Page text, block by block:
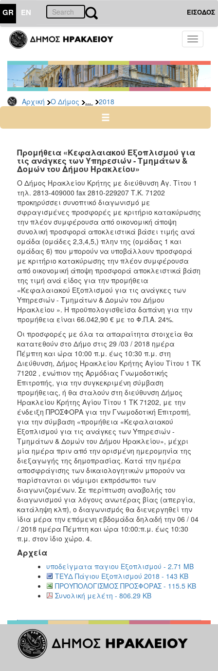
GR EN ΕΙΣΟΔΟΣ
Toggle
Αρχική Ο Δήμος ... 2018
ΔΗΜΟΣ
Διακηρύξεις
-
Δημοπρασίες
Αρχείο
2025
2023
2022
2021
2020
2019
2018
2017
2016
2015
2013
ΤΟΠΟΣ
ΠΟΛΙΤΙΣΜΟΣ
ΑΝΘΕΚΤΙΚΗ
ΠΟΛΗ
Προμήθεια «Κεφαλαιακού Εξοπλισμού για
τις ανάγκες των Υπηρεσιών - Τμημάτων &
Δομών του Δήμου Ηρακλείου»
Ο Δήμος Ηρακλείου Κρήτης με διεύθυνση Αγ. Τίτου 1
τηλ. 2813-409000 fax 2810-229207 Τ.Κ. 71202
προκηρύσσει συνοπτικό διαγωνισμό με
σφραγισμένες προσφορές με κριτήριο κατακύρωσης
την πλέον συμφέρουσα από οικονομική άποψη
συνολική προσφορά αποκλειστικά βάσει τιμής ανά
ομάδα (ομάδες 2,3,4,5,) πλην της (ομάδας 1 και
ομάδας 6) που μπορούν να υποβάλλουν προσφορά
με κριτήριο κατακύρωσης την πλέον συμφέρουσα
από οικονομική άποψη προσφορά αποκλειστικά βάση
της τιμή ανά είδος για την προμήθεια
«Κεφαλαιακού Εξοπλισμού για τις ανάγκες των
Υπηρεσιών - Τμημάτων & Δομών του Δήμου
Ηρακλείου ». Η προϋπολογισθείσα δαπάνη για την
προμήθεια είναι 66.042,90 € με το Φ.Π.Α. 24%.
Οι προσφορές με όλα τα απαραίτητα στοιχεία θα
κατατεθούν στο Δήμο στις 29 /03 / 2018 ημέρα
Πέμπτη και ώρα 10:00 π.μ. έως 10:30 π.μ. στη
Διεύθυνση, Δήμος Ηρακλείου Κρήτης Αγίου Τίτου 1 ΤΚ
71202 , ενώπιον της Αρμόδιας Γνωμοδοτικής
Επιτροπής, για την συγκεκριμένη σύμβαση
προμήθειας, ή θα σταλούν στη διεύθυνση Δήμος
Ηρακλείου Κρήτης Αγίου Τίτου 1 ΤΚ 71202, με την
ένδειξη ΠΡΟΣΦΟΡΑ για την Γνωμοδοτική Επιτροπή,
για την σύμβαση «προμήθεια «Κεφαλαιακού
Εξοπλισμού για τις ανάγκες των Υπηρεσιών -
Τμημάτων & Δομών του Δήμου Ηρακλείου», μέχρι
μία ημέρα πριν από την ορισμένη ημερομηνία της
διεξαγωγής της δημοπρασίας. Κατά την ημέρα
αποσφράγισης των δικαιολογητικών μπορούν να
παρίστανται οι νόμιμοι εκπρόσωποι των
διαγωνιζομένων. Σε περίπτωση αναβολής του
διαγωνισμού για λόγους ανωτέρας βίας (απεργία,
κατάληψη κλπ), ο διαγωνισμός θα διενεργηθεί την
ίδια μέρα την επόμενη εβδομάδα δηλαδή την 06 / 04
/ 2018 ημέρα Πέμπτη και ώρα 10:00:π.μ. έως 10:30
π.μ. στον ίδιο χώρο. 4.
Αρχεία
υποδείγματα παγιου Εξοπλισμού - 2.71 MB
ΤΕΥΔ Πάγιου Εξοπλισμού 2018 - 143 KB
ΠΡΟΥΠΟΛΟΓΙΣΜΟΣ ΠΡΟΣΦΟΡΑΣ - 115.5 KB
Συνολική μελέτη - 806.29 KB